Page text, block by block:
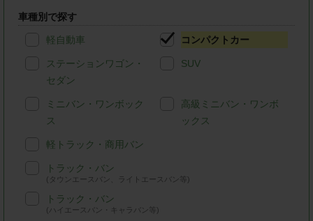
車種別で探す
軽自動車 コンパクトカー
ステーションワゴン・
セダン
SUV
ミニバン・ワンボック
ス
高級ミニバン・ワンボ
ックス
軽トラック・商用バン
トラック・バン
(タウンエースバン、ライトエースバン等)
トラック・バン
(ハイエースバン・キャラバン等)